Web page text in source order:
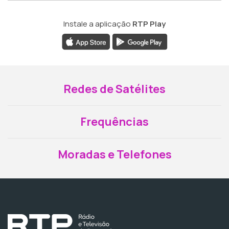
Instale a aplicação RTP Play
Redes de Satélites
Frequências
Moradas e Telefones